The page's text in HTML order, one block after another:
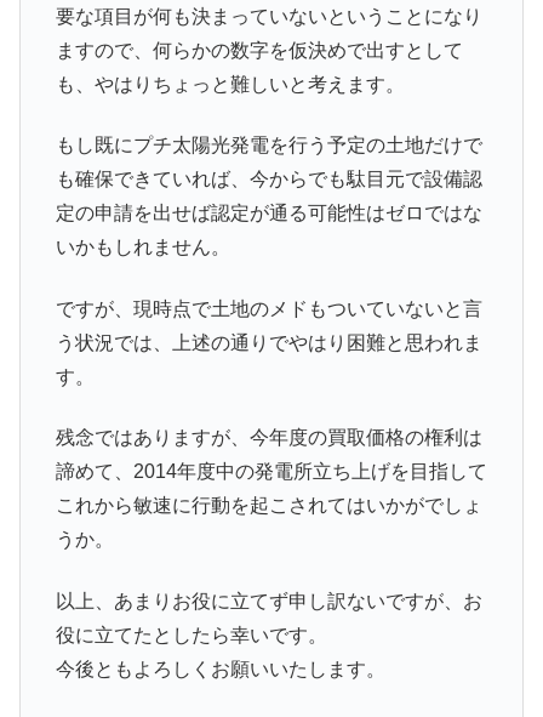
要な項目が何も決まっていないということになり
ますので、何らかの数字を仮決めで出すとして
も、やはりちょっと難しいと考えます。
もし既にプチ太陽光発電を行う予定の土地だけで
も確保できていれば、今からでも駄目元で設備認
定の申請を出せば認定が通る可能性はゼロではな
いかもしれません。
ですが、現時点で土地のメドもついていないと言
う状況では、上述の通りでやはり困難と思われま
す。
残念ではありますが、今年度の買取価格の権利は
諦めて、2014年度中の発電所立ち上げを目指して
これから敏速に行動を起こされてはいかがでしょ
うか。
以上、あまりお役に立てず申し訳ないですが、お
役に立てたとしたら幸いです。
今後ともよろしくお願いいたします。